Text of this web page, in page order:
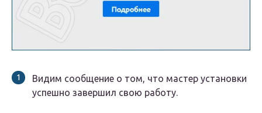
Видим сообщение о том, что мастер установки
успешно завершил свою работу.